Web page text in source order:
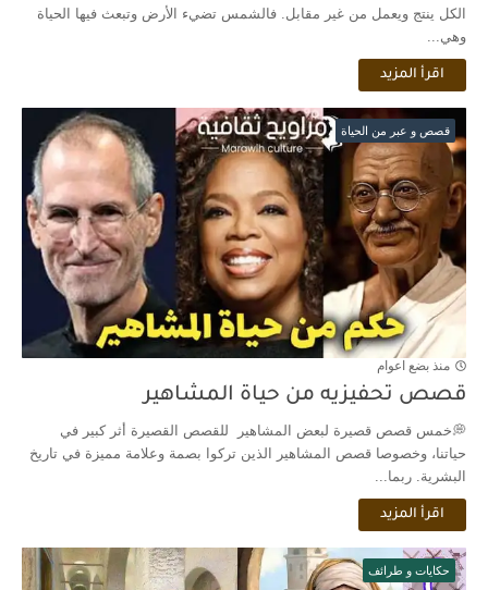
الكل ينتج ويعمل من غير مقابل. فالشمس تضيء الأرض وتبعث فيها الحياة
وهي...
اقرأ المزيد
قصص و عبر من الحياة
منذ بضع اعوام
قصص تحفيزيه من حياة المشاهير
💭خمس قصص قصيرة لبعض المشاهير للقصص القصيرة أثر كبير في
حياتنا، وخصوصا قصص المشاهير الذين تركوا بصمة وعلامة مميزة في تاريخ
البشرية. ربما...
اقرأ المزيد
حكايات و طرائف